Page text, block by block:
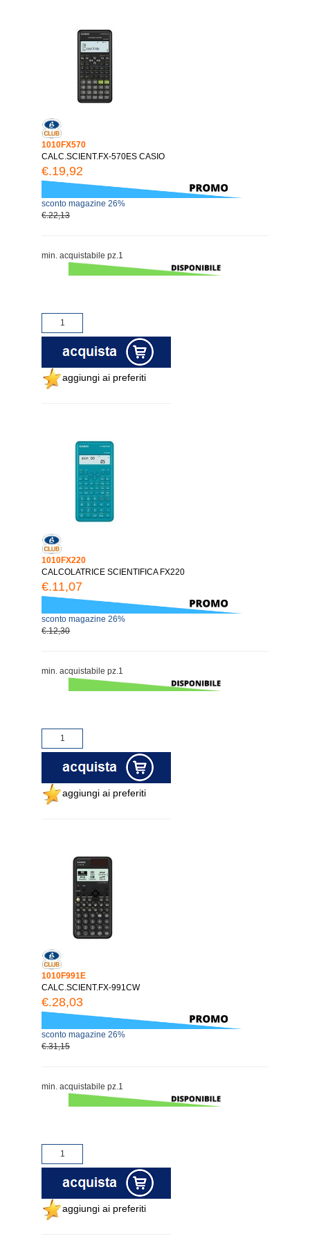
1010FX570
CALC.SCIENT.FX-570ES CASIO
€.19,92
sconto magazine 26%
€.22,13
min. acquistabile pz.1
aggiungi ai preferiti
1010FX220
CALCOLATRICE SCIENTIFICA FX220
€.11,07
sconto magazine 26%
€.12,30
min. acquistabile pz.1
aggiungi ai preferiti
1010F991E
CALC.SCIENT.FX-991CW
€.28,03
sconto magazine 26%
€.31,15
min. acquistabile pz.1
aggiungi ai preferiti